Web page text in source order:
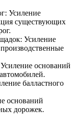
Усиление
существующих
Усиление
оснований
балластного
оснований
дорожек.